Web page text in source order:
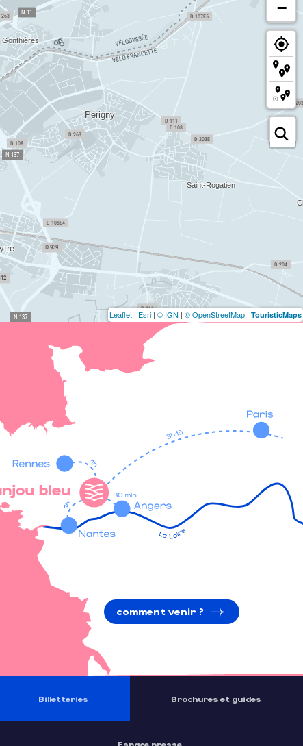
−
Leaflet | Esri | © IGN | © OpenStreetMap | TouristicMaps
comment venir ?
Billetteries Brochures et guides